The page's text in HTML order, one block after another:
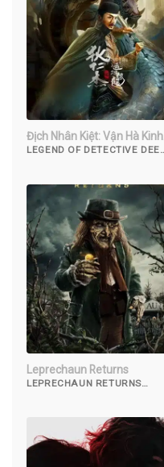
Địch Nhân Kiệt: Vận Hà Kinh
Long
LEGEND OF DETECTIVE DEE
Leprechaun Returns
LEPRECHAUN RETURNS